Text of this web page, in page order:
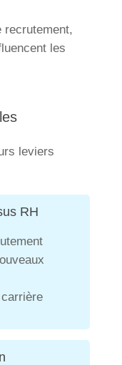
recrutement,
les
leviers
RH